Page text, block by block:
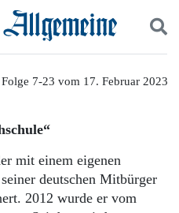
7-23 vom 17. Februar 2023
mit einem eigenen
deutschen Mitbürger
2012 wurde er vom